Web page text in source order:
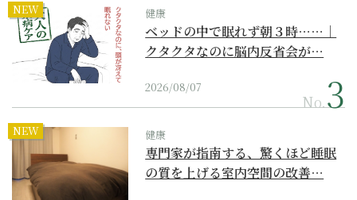
NEW 健康
ベッドの中で眠れず朝３時……｜
クタクタなのに脳内反省会が…
2026/08/07
No.
NEW 健康
専門家が指南する、驚くほど睡眠
の質を上げる室内空間の改善…